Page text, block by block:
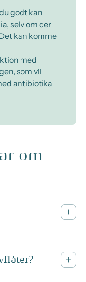
godt kan
selv om der
kan komme
med
som vil
antibiotika
om